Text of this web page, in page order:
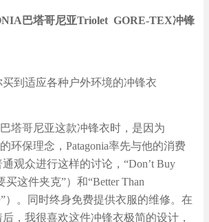
巴塔哥尼亚Triolet GORE-TEX冲锋
塔哥尼亚这款冲锋衣时，是因为
环保理念，Patagonia率先与他的消费
观众进行这样的讨论，“Don’t Buy
买这件夹克”）和“Better Than
）。同时终身免费提供衣服的维修。在
，我很喜欢这件冲锋衣极简的设计，